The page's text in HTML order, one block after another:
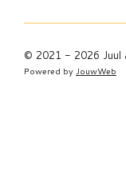
© 2021 - 2026 Juul
Powered by JouwWeb